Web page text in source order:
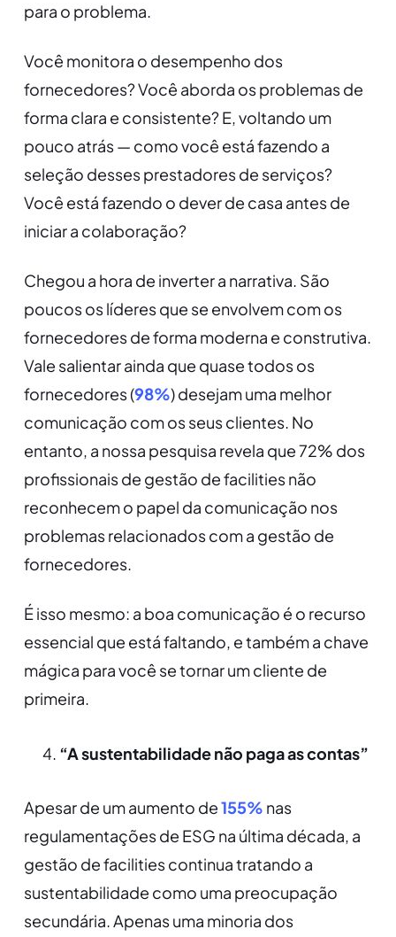
para o problema.
Você monitora o desempenho dos
fornecedores? Você aborda os problemas de
forma clara e consistente? E, voltando um
pouco atrás — como você está fazendo a
seleção desses prestadores de serviços?
Você está fazendo o dever de casa antes de
iniciar a colaboração?
Chegou a hora de inverter a narrativa. São
poucos os líderes que se envolvem com os
fornecedores de forma moderna e construtiva.
Vale salientar ainda que quase todos os
fornecedores (98%) desejam uma melhor
comunicação com os seus clientes. No
entanto, a nossa pesquisa revela que 72% dos
profissionais de gestão de facilities não
reconhecem o papel da comunicação nos
problemas relacionados com a gestão de
fornecedores.
É isso mesmo: a boa comunicação é o recurso
essencial que está faltando, e também a chave
mágica para você se tornar um cliente de
primeira.
“A sustentabilidade não paga as contas”
Apesar de um aumento de155% nas
regulamentações de ESG na última década, a
gestão de facilities continua tratando a
sustentabilidade como uma preocupação
secundária. Apenas uma minoria dos